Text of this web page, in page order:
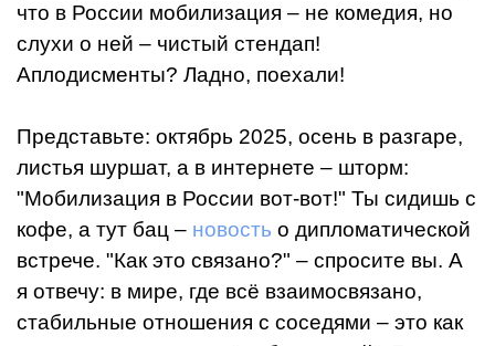
что в России мобилизация – не комедия, но
слухи о ней – чистый стендап!
Аплодисменты? Ладно, поехали!
Представьте: октябрь 2025, осень в разгаре,
листья шуршат, а в интернете – шторм:
"Мобилизация в России вот-вот!" Ты сидишь с
кофе, а тут бац – новость о дипломатической
встрече. "Как это связано?" – спросите вы. А
я отвечу: в мире, где всё взаимосвязано,
стабильные отношения с соседями – это как